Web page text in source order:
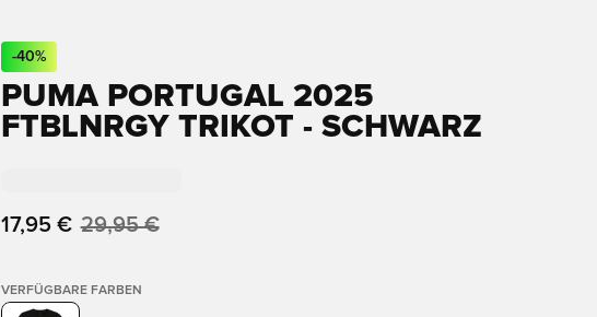
-40%
PUMA PORTUGAL 2025
FTBLNRGY TRIKOT - SCHWARZ
17,95 € 29,95 €
VERFÜGBARE FARBEN